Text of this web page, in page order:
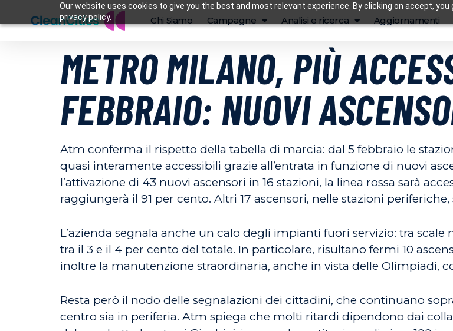
Our website uses cookies to give you the best and most relevant experience. By clicking on accept,
privacy policy.
Chi Siamo Campagne Analisi e ricerca Aggiornamenti
METRO MILANO, PIÙ
FEBBRAIO: NUOVI
Atm conferma il rispetto della tabella di marcia: dal 5 febbraio le
quasi interamente accessibili grazie all’entrata in funzione di nuovi
l’attivazione di 43 nuovi ascensori in 16 stazioni, la linea rossa sarà
raggiungerà il 91 per cento. Altri 17 ascensori, nelle stazioni
L’azienda segnala anche un calo degli impianti fuori servizio: tra
tra il 3 e il 4 per cento del totale. In particolare, risultano fermi 10
inoltre la manutenzione straordinaria, anche in vista delle Olimpiadi,
Resta però il nodo delle segnalazioni dei cittadini, che continuano
centro sia in periferia. Atm spiega che molti ritardi dipendono dai